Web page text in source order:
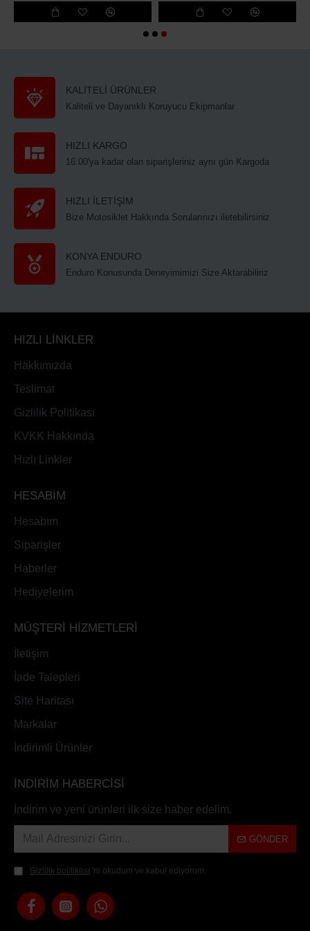
KALİTELİ ÜRÜNLER
Kaliteli ve Dayanıklı Koruyucu Ekipmanlar
HIZLI KARGO
16:00'ya kadar olan siparişleriniz aynı gün Kargoda
HIZLI İLETİŞİM
Bize Motosiklet Hakkında Sorularınızı iletebilirsiniz
KONYA ENDURO
Enduro Konusunda Deneyimimizi Size Aktarabiliriz
HIZLI LİNKLER
Hakkımızda
Teslimat
Gizlilik Politikası
KVKK Hakkında
Hızlı Linkler
HESABIM
Hesabım
Siparişler
Haberler
Hediyelerim
MÜŞTERİ HİZMETLERİ
İletişim
İade Talepleri
Site Haritası
Markalar
İndirimli Ürünler
İNDİRİM HABERCİSİ
İndirim ve yeni ürünleri ilk size haber edelim.
GÖNDER
Gizlilik politikası 'ni okudum ve kabul ediyorum.